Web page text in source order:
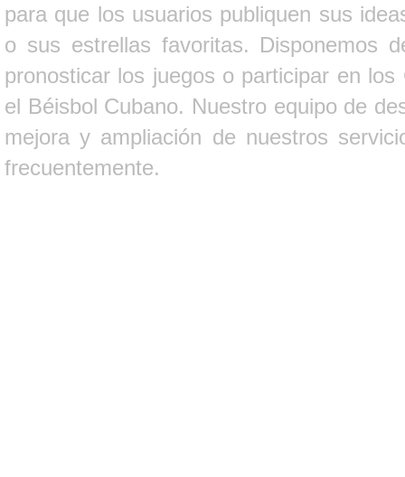
para que los usuarios publiquen sus
o sus estrellas favoritas. Disponemos
pronosticar los juegos o participar en
el Béisbol Cubano. Nuestro equipo de
mejora y ampliación de nuestros
frecuentemente.